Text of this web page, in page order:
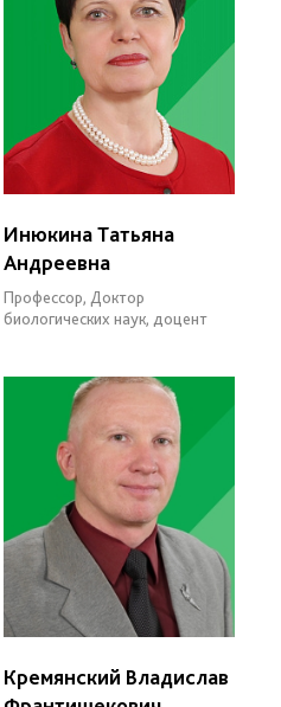
Инюкина Татьяна
Андреевна
Профессор, Доктор
биологических наук, доцент
Кремянский Владислав